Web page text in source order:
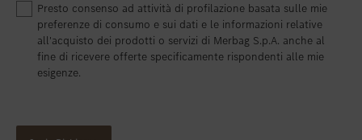
Presto consenso ad attività di profilazione basata sulle mie
preferenze di consumo e sui dati e le informazioni relative
all'acquisto dei prodotti o servizi di Merbag S.p.A. anche al
fine di ricevere offerte specificamente rispondenti alle mie
esigenze.